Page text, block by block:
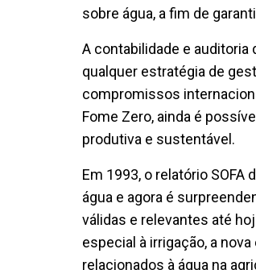
sobre água, a fim de
A contabilidade e auditoria
qualquer estratégia de
compromissos
Fome Zero, ainda é
produtiva e sustentável.
Em 1993, o relatório
água e agora é
válidas e relevantes até
especial à irrigação, a
relacionados à água na